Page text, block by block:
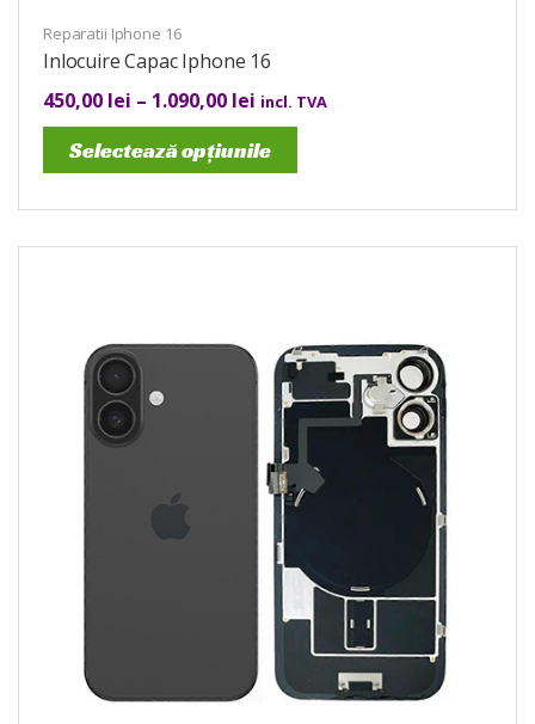
Reparatii Iphone 16
Inlocuire Capac Iphone 16
450,00 lei – 1.090,00 lei incl. TVA
Selectează opțiunile